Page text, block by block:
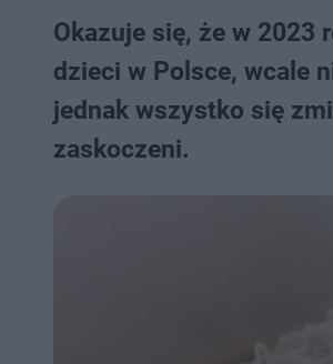
Okazuje się, że w 2023
dzieci w Polsce, wcale
jednak wszystko się
zaskoczeni.